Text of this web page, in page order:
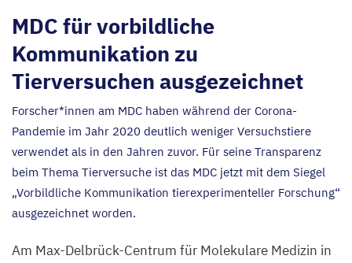
MDC für vorbildliche
Kommunikation zu
Tierversuchen ausgezeichnet
Forscher*innen am MDC haben während der Corona-
Pandemie im Jahr 2020 deutlich weniger Versuchstiere
verwendet als in den Jahren zuvor. Für seine Transparenz
beim Thema Tierversuche ist das MDC jetzt mit dem Siegel
„Vorbildliche Kommunikation tierexperimenteller Forschung“
ausgezeichnet worden.
Am Max-Delbrück-Centrum für Molekulare Medizin in